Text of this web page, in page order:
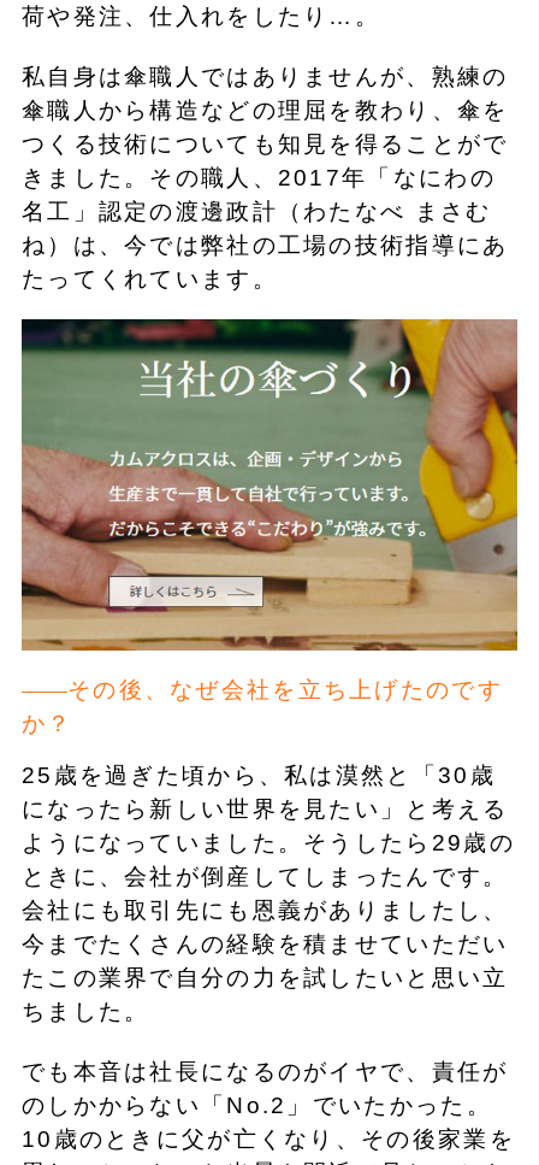
荷や発注、仕入れをしたり…。
私自身は傘職人ではありませんが、熟練の
傘職人から構造などの理屈を教わり、傘を
つくる技術についても知見を得ることがで
きました。その職人、2017年「なにわの
名工」認定の渡邊政計（わたなべ まさむ
ね）は、今では弊社の工場の技術指導にあ
たってくれています。
その後、なぜ会社を立ち上げたのです
か？
25歳を過ぎた頃から、私は漠然と「30歳
になったら新しい世界を見たい」と考える
ようになっていました。そうしたら29歳の
ときに、会社が倒産してしまったんです。
会社にも取引先にも恩義がありましたし、
今までたくさんの経験を積ませていただい
たこの業界で自分の力を試したいと思い立
ちました。
でも本音は社長になるのがイヤで、責任が
のしかからない「No.2」でいたかった。
10歳のときに父が亡くなり、その後家業を